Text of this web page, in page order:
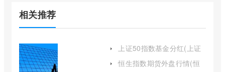
相关推荐
上证50指数基金分红(上证
恒生指数期货外盘行情(恒